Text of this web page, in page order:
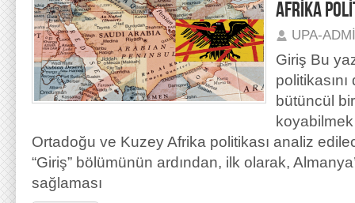
AFRİKA
UPA-
Giriş Bu
bütüncül
koyabilmek
Ortadoğu ve Kuzey Afrika politikası analiz
“Giriş” bölümünün ardından, ilk olarak,
sağlaması